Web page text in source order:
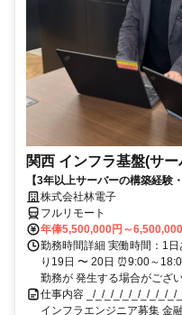
関西 インフラ基盤(サ
【3年以上サーバーの構築経験
株式会社林電子
フルリモート
年俸5,500,000円～
勤務時間詳細 実働時間：1
り19日 〜 20日 ⏰9:00～
勤務が 発生する場合がござい
仕事内容 _/_/_/_/_/_/_/_/_/_/
インフラエンジニア募集 金